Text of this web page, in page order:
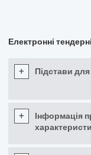
Електронні
+ Підстави для
+
Інформація